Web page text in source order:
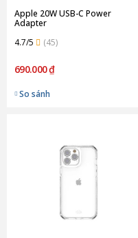
Apple 20W USB-C Power
Adapter
4.7/5
(45)
690.000 ₫
So sánh